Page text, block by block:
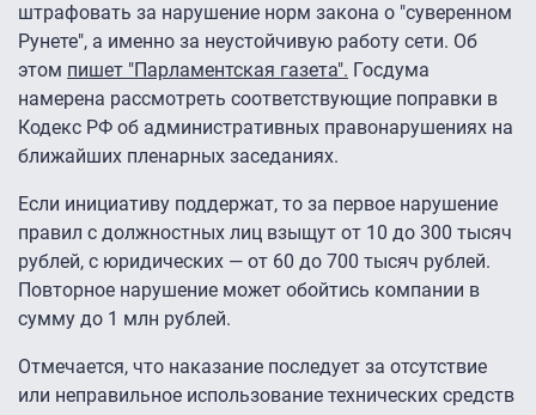
штрафовать за нарушение норм закона о "суверенном
Рунете", а именно за неустойчивую работу сети. Об
этом пишет "Парламентская газета". Госдума
намерена рассмотреть соответствующие поправки в
Кодекс РФ об административных правонарушениях на
ближайших пленарных заседаниях.
Если инициативу поддержат, то за первое нарушение
правил с должностных лиц взыщут от 10 до 300 тысяч
рублей, с юридических — от 60 до 700 тысяч рублей.
Повторное нарушение может обойтись компании в
сумму до 1 млн рублей.
Отмечается, что наказание последует за отсутствие
или неправильное использование технических средств